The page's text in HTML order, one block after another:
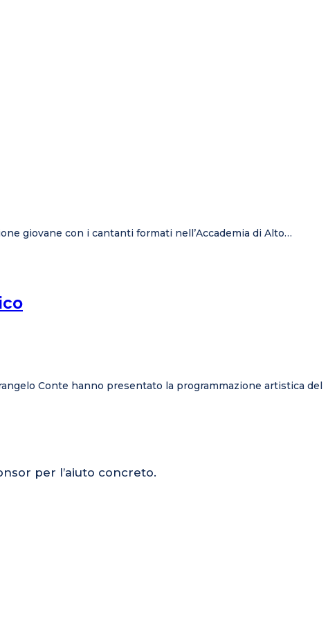
giovane con i cantanti formati nell’Accademia di Alto…
Conte hanno presentato la programmazione artistica del
per l’aiuto concreto.